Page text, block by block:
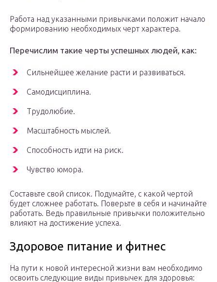
Работа над указанными привычками положит начало
формированию необходимых черт характера.
Перечислим такие черты успешных людей, как:
Сильнейшее желание расти и развиваться.
Самодисциплина.
Трудолюбие.
Масштабность мыслей.
Способность идти на риск.
Чувство юмора.
Составьте свой список. Подумайте, с какой чертой
будет сложнее работать. Поверьте в себя и начинайте
работать. Ведь правильные привычки положительно
влияют на достижение успеха.
Здоровое питание и фитнес
На пути к новой интересной жизни вам необходимо
освоить следующие виды привычек для здоровья: